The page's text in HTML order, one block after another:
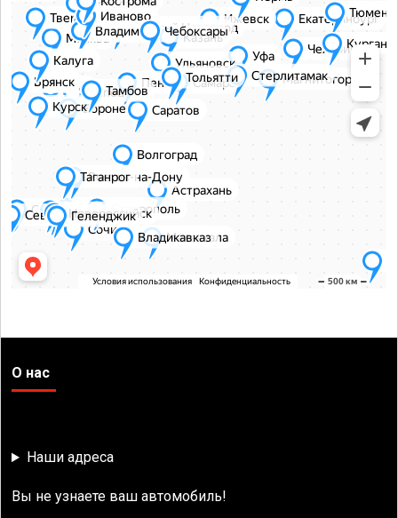
О нас
Наши адреса
Вы не узнаете ваш автомобиль!